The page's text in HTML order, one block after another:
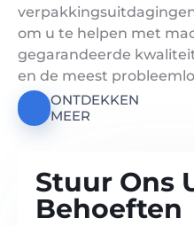
om u te helpen met
gegarandeerde
en de meest
ONTDEKKEN
MEER
Stuur Ons
Behoeften